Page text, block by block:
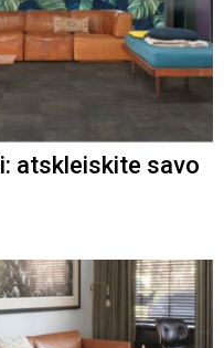
atskleiskite savo